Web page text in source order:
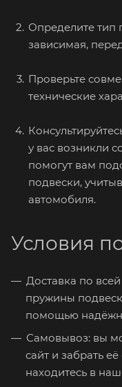
Определите тип
зависимая,
Проверьте
технические
у вас возникли
помогут вам
подвески,
автомобиля.
Условия
Доставка по
пружины
помощью
Самовывоз: вы
сайт и забрать
находитесь в